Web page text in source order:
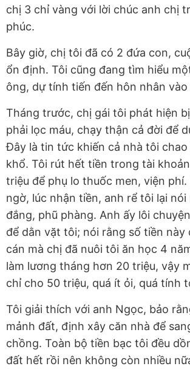
chị 3 chỉ vàng với lời chúc anh chị
phúc.
Bây giờ, chị tôi đã có 2 đứa con,
ổn định. Tôi cũng đang tìm hiểu
ông, dự tính tiến đến hôn nhân vào
Tháng trước, chị gái tôi phát hiện
phải lọc máu, chạy thận cả đời để
Đây là tin tức khiến cả nhà tôi chao
khổ. Tôi rút hết tiền trong tài
triệu để phụ lo thuốc men, viện
ngờ, lúc nhận tiền, anh rể tôi lại
đắng, phũ phàng. Anh ấy lôi
để dằn vặt tôi; nói rằng số tiền này
cán mà chị đã nuôi tôi ăn học 4
làm lương tháng hơn 20 triệu, vậy
chỉ cho 50 triệu, quá ít ỏi, quá tính
Tôi giải thích với anh Ngọc, bảo
mảnh đất, định xây căn nhà để
chồng. Toàn bộ tiền bạc tôi đều
đất hết rồi nên không còn nhiều